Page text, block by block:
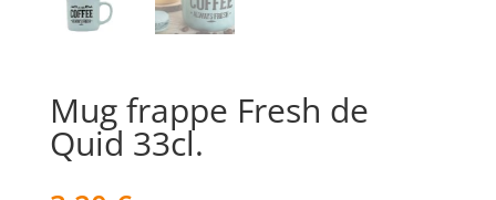
Mug frappe Fresh de
Quid 33cl.